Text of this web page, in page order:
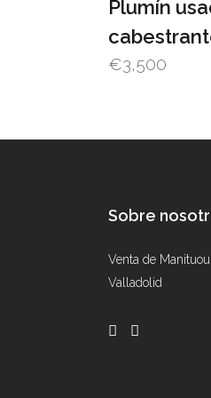
Plumín
€3,500
Sobre
Venta de
Valladolid